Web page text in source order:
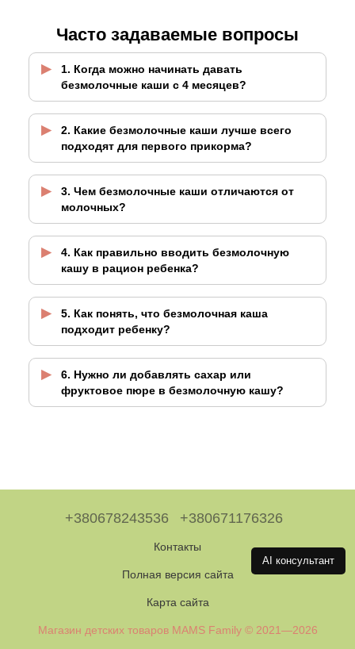
Часто задаваемые вопросы
1. Когда можно начинать давать
безмолочные каши с 4 месяцев?
2. Какие безмолочные каши лучше всего
подходят для первого прикорма?
3. Чем безмолочные каши отличаются от
молочных?
4. Как правильно вводить безмолочную
кашу в рацион ребенка?
5. Как понять, что безмолочная каша
подходит ребенку?
6. Нужно ли добавлять сахар или
фруктовое пюре в безмолочную кашу?
+380678243536 +380671176326
Контакты
Полная версия сайта
Карта сайта
Магазин детских товаров MAMS Family © 2021—2026
AI консультант